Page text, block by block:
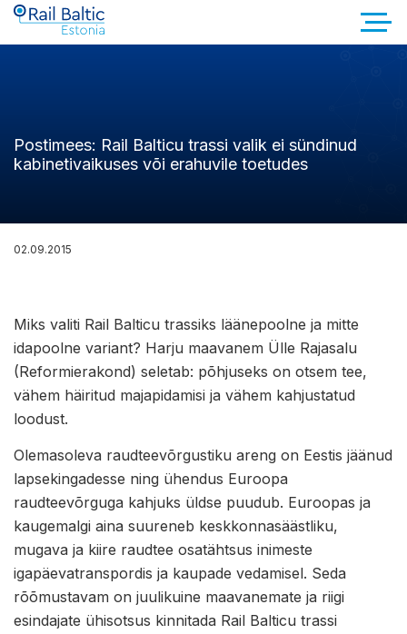
Postimees: Rail Balticu trassi valik ei sündinud
kabinetivaikuses või erahuvile toetudes
02.09.2015
Miks valiti Rail Balticu trassiks läänepoolne ja mitte
idapoolne variant? Harju maavanem Ülle Rajasalu
(Reformierakond) seletab: põhjuseks on otsem tee,
vähem häiritud majapidamisi ja vähem kahjustatud
loodust.
Olemasoleva raudteevõrgustiku areng on Eestis jäänud
lapsekingadesse ning ühendus Euroopa
raudteevõrguga kahjuks üldse puudub. Euroopas ja
kaugemalgi aina suureneb keskkonnasäästliku,
mugava ja kiire raudtee osatähtsus inimeste
igapäevatranspordis ja kaupade vedamisel. Seda
rõõmustavam on juulikuine maavanemate ja riigi
esindajate ühisotsus kinnitada Rail Balticu trassi